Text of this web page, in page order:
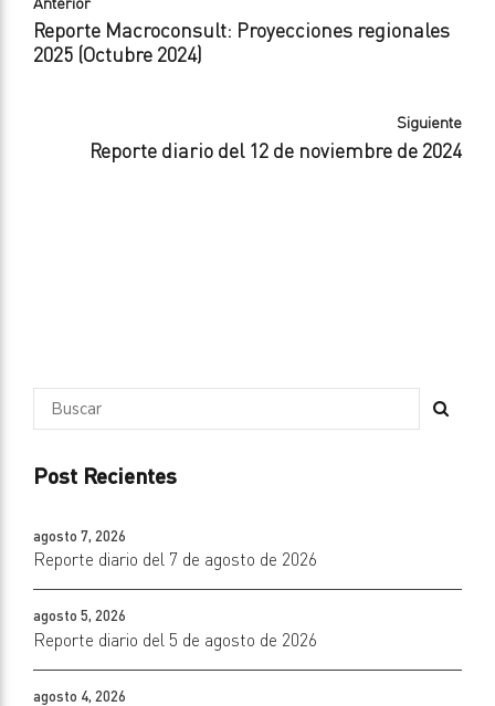
Reporte Macroconsult: Proyecciones regionales
2025 (Octubre 2024)
Siguiente
Reporte diario del 12 de noviembre de 2024
Post Recientes
agosto 7, 2026
Reporte diario del 7 de agosto de 2026
agosto 5, 2026
Reporte diario del 5 de agosto de 2026
agosto 4, 2026